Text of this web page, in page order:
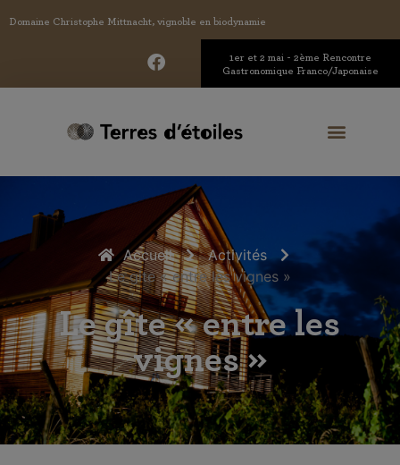
Domaine Christophe Mittnacht, vignoble en biodynamie
1er et 2 mai - 2ème Rencontre
Gastronomique Franco/Japonaise
Accueil
Activités
Le gite « entre les vignes »
Le gîte « entre les
vignes »